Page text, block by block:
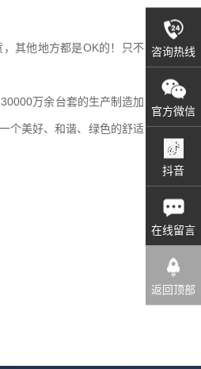
其他地方都是OK的！只不
万余台套的生产制造加
个美好、和谐、绿色的舒适
咨询热线
官方微信
抖音
在线留言
返回顶部